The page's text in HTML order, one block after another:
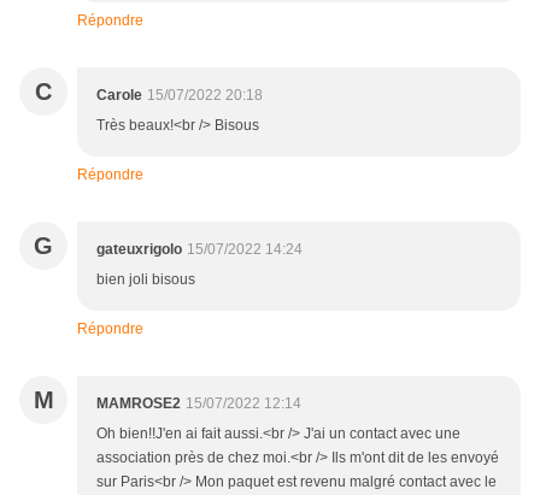
Répondre
C Carole 15/07/2022 20:18
Très beaux!<br /> Bisous
Répondre
G gateuxrigolo 15/07/2022 14:24
bien joli bisous
Répondre
M MAMROSE2 15/07/2022 12:14
Oh bien!!J'en ai fait aussi.<br /> J'ai un contact avec une
association près de chez moi.<br /> Ils m'ont dit de les envoyé
sur Paris<br /> Mon paquet est revenu malgré contact avec le